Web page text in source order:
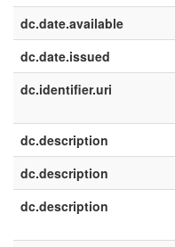
dc.date.available
dc.date.issued
dc.identifier.uri
dc.description
dc.description
dc.description